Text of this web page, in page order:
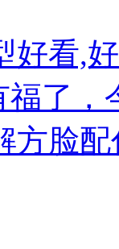
好看,
了，
方脸